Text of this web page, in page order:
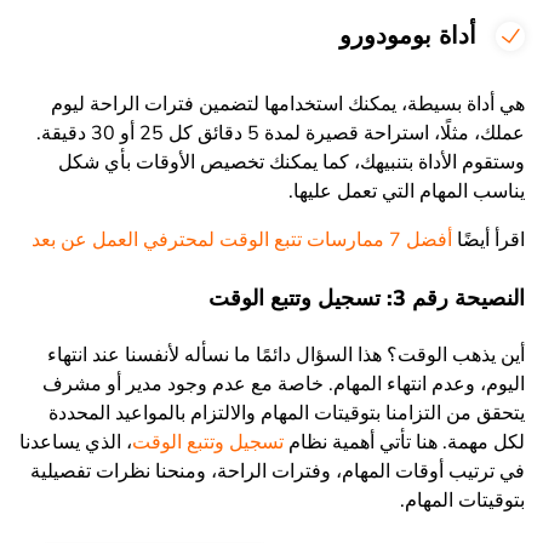
أداة بومودورو
هي أداة بسيطة، يمكنك استخدامها لتضمين فترات الراحة ليوم
عملك، مثلًا، استراحة قصيرة لمدة 5 دقائق كل 25 أو 30 دقيقة.
وستقوم الأداة بتنبيهك، كما يمكنك تخصيص الأوقات بأي شكل
يناسب المهام التي تعمل عليها.
اقرأ أيضًا أفضل 7 ممارسات تتبع الوقت لمحترفي العمل عن بعد
النصيحة رقم 3: تسجيل وتتبع الوقت
أين يذهب الوقت؟ هذا السؤال دائمًا ما نسأله لأنفسنا عند انتهاء
اليوم، وعدم انتهاء المهام. خاصة مع عدم وجود مدير أو مشرف
يتحقق من التزامنا بتوقيتات المهام والالتزام بالمواعيد المحددة
لكل مهمة. هنا تأتي أهمية نظام تسجيل وتتبع الوقت، الذي يساعدنا
في ترتيب أوقات المهام، وفترات الراحة، ومنحنا نظرات تفصيلية
بتوقيتات المهام.